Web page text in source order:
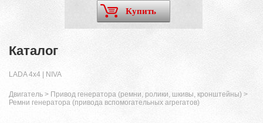
Купить
Каталог
LADA 4x4 | NIVA
Двигатель > Привод генератора (ремни, ролики, шкивы, кронштейны) >
Ремни генератора (привода вспомогательных агрегатов)